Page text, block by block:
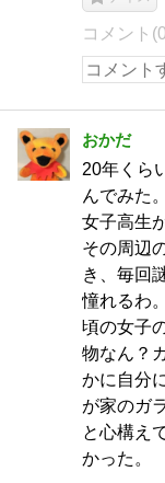
コメント
おかだ
20年くら
んでみた
女子高生
その周辺
き、毎回
憧れるわ
頃の女子
物なん？
かに自分
が家のガ
と心構え
かった。